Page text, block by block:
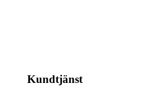
Kundtjänst